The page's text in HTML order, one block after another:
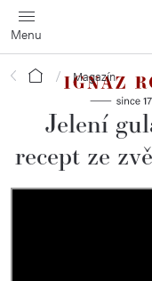
Přejít
na
obsah
Domů Magazín
Jelení
recept ze